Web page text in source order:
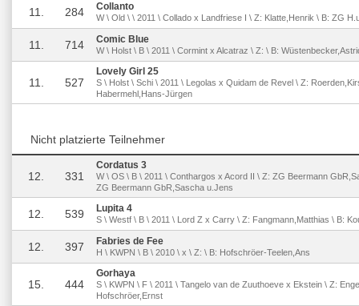
11. 284 Collanto
W \ Old \ \ 2011 \ Collado x Landfriese I \ Z: Klatte,Henrik \ B: ZG
11. 714 Comic Blue
W \ Holst \ B \ 2011 \ Cormint x Alcatraz \ Z: \ B:
11. 527
Lovely Girl 25
S \ Holst \ Schi \ 2011 \ Legolas x Quidam de Revel \ Z:
Habermehl,Hans-Jürgen
Nicht platzierte Teilnehmer
12. 331
Cordatus 3
W \ OS \ B \ 2011 \ Conthargos x Acord II \ Z: ZG Beermann
ZG Beermann GbR,Sascha u.Jens
12. 539 Lupita 4
S \ Westf \ B \ 2011 \ Lord Z x Carry \ Z: Fangmann,Matthias \ B:
12. 397 Fabries de Fee
H \ KWPN \ B \ 2010 \ x \ Z: \ B: Hofschröer-Teelen,Ans
15. 444
Gorhaya
S \ KWPN \ F \ 2011 \ Tangelo van de Zuuthoeve x Ekstein \ Z:
Hofschröer,Ernst